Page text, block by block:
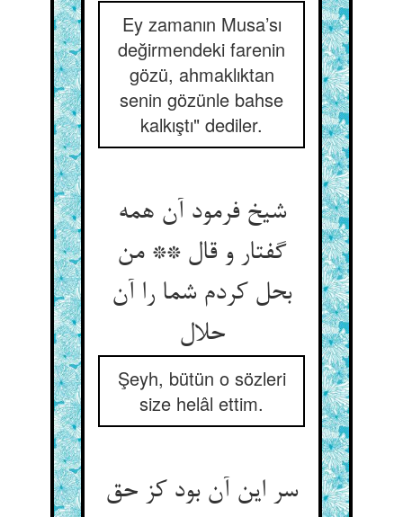
Ey zamanın Musa’sı
değirmendeki farenin
gözü, ahmaklıktan
senin gözünle bahse
kalkıştı" dediler.
شیخ فرمود آن همه
گفتار و قال ** من
بحل کردم شما را آن
حلال‏
Şeyh, bütün o sözleri
size helâl ettim.
سر این آن بود کز حق